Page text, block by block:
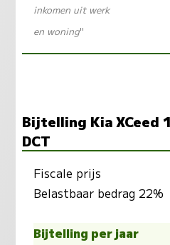
inkomen uit werk
en woning"
Bijtelling Kia XCeed
DCT
Fiscale prijs
Belastbaar bedrag 22%
Bijtelling per jaar